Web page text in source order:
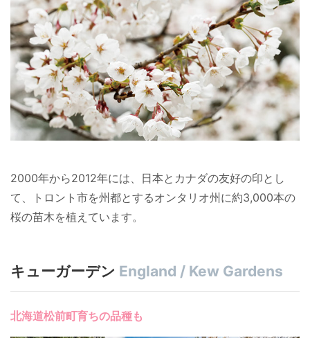
2000年から2012年には、日本とカナダの友好の印とし
て、トロント市を州都とするオンタリオ州に約3,000本の
桜の苗木を植えています。
キューガーデン England / Kew Gardens
北海道松前町育ちの品種も